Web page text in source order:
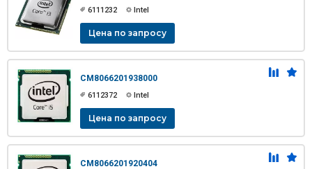
6111232 Intel
Цена по запросу
CM8066201938000
6112372 Intel
Цена по запросу
CM8066201920404